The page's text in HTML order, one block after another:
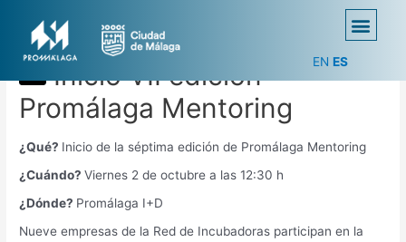
EN ES
Inicio VII edición
Promálaga Mentoring
¿Qué? Inicio de la séptima edición de Promálaga Mentoring
¿Cuándo?Viernes 2 de octubre a las 12:30 h
¿Dónde? Promálaga I+D
Nueve empresas de la Red de Incubadoras participan en la